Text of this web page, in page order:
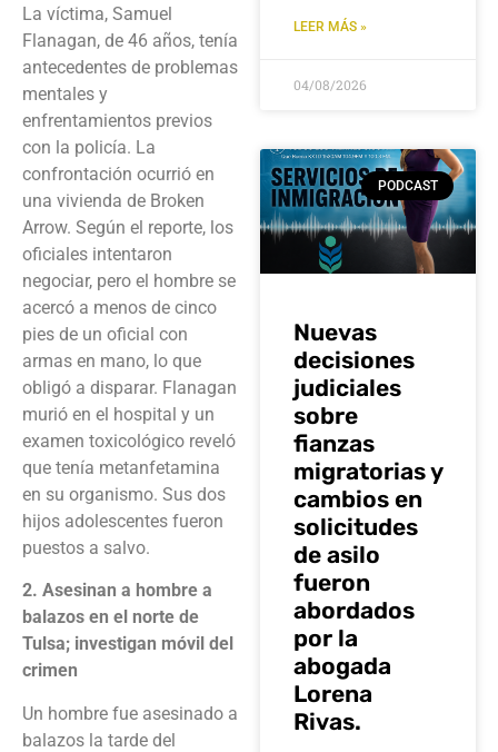
La víctima, Samuel
Flanagan, de 46 años, tenía
antecedentes de problemas
mentales y
enfrentamientos previos
con la policía. La
confrontación ocurrió en
una vivienda de Broken
Arrow. Según el reporte, los
oficiales intentaron
negociar, pero el hombre se
acercó a menos de cinco
pies de un oficial con
armas en mano, lo que
obligó a disparar. Flanagan
murió en el hospital y un
examen toxicológico reveló
que tenía metanfetamina
en su organismo. Sus dos
hijos adolescentes fueron
puestos a salvo.
2. Asesinan a hombre a
balazos en el norte de
Tulsa; investigan móvil del
crimen
Un hombre fue asesinado a
balazos la tarde del
LEER MÁS »
04/08/2026
PODCAST
Nuevas
decisiones
judiciales
sobre
fianzas
migratorias y
cambios en
solicitudes
de asilo
fueron
abordados
por la
abogada
Lorena
Rivas.